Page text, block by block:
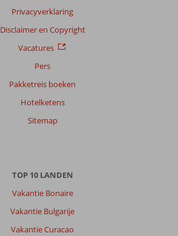
Privacyverklaring
Disclaimer en Copyright
Vacatures
Pers
Pakketreis boeken
Hotelketens
Sitemap
TOP 10 LANDEN
Vakantie Bonaire
Vakantie Bulgarije
Vakantie Curacao